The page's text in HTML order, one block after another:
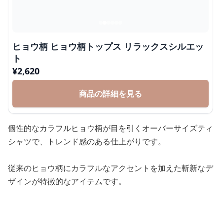
ヒョウ柄 ヒョウ柄トップス リラックスシルエッ
ト
¥2,620
商品の詳細を見る
個性的なカラフルヒョウ柄が目を引くオーバーサイズティ
シャツで、トレンド感のある仕上がりです。
従来のヒョウ柄にカラフルなアクセントを加えた斬新なデ
ザインが特徴的なアイテムです。